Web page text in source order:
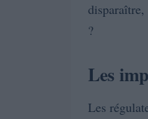
disparaître,
?
Les
Les